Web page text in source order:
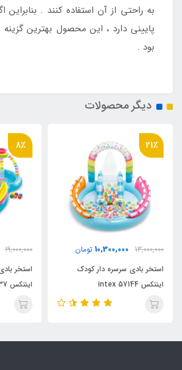
به راحتی از آن استفاده کنند .
پایینی دارد ، این محصول بهترین
بود .
دیگر محصولات
21٪
13,000,000
10,300,000 تومان
استخر بادی سرسره دار کودک
اینتکس intex 57144
8٪
19,000,000
استخر
اینتکس intex 56137